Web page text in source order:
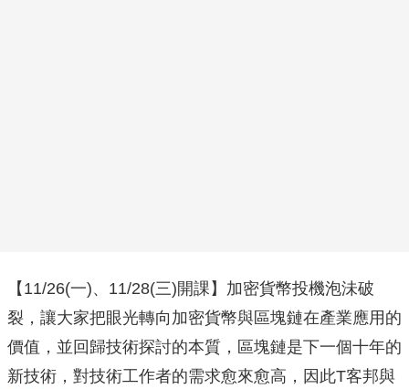
【11/26(一)、11/28(三)開課】加密貨幣投機泡沬破
裂，讓大家把眼光轉向加密貨幣與區塊鏈在產業應用的
價值，並回歸技術探討的本質，區塊鏈是下一個十年的
新技術，對技術工作者的需求愈來愈高，因此T客邦與